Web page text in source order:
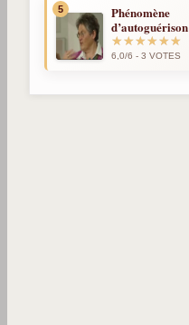
5
Phénomène
d’autoguérison
6,0/6 - 3 VOTES